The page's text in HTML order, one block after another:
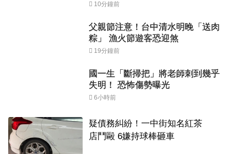
10分鐘前
父親節注意！台中清水明晚「送肉
粽」 漁火節遊客恐迎煞
19分鐘前
國一生「斷掃把」將老師刺到幾乎
失明！ 恐怖傷勢曝光
6小時前
疑債務糾紛！一中街知名紅茶
店鬥毆 6嫌持球棒砸車